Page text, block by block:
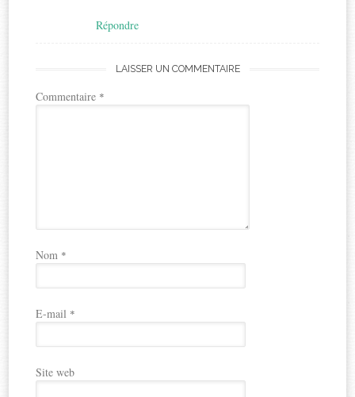
Répondre
LAISSER UN COMMENTAIRE
Commentaire *
Nom *
E-mail *
Site web